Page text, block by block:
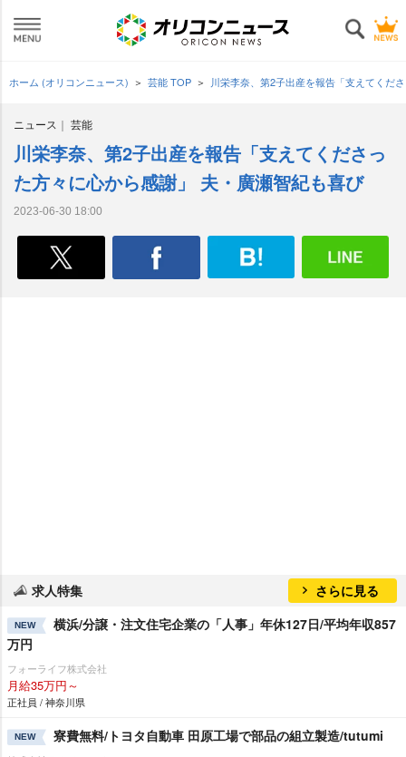
ホーム (オリコンニュース) 芸能 TOP 川栄李奈、第2子出産を報告「支えてくだ
ニュース 芸能
川栄李奈、第2子出産を報告「支えてくださっ
た方々に心から感謝」 夫・廣瀬智紀も喜び
2023-06-30 18:00
求人特集 さらに見る
NEW
横浜/分譲・注文住宅企業の「人事」年休127日/平均年収857
万円
フォーライフ株式会社
月給35万円～
正社員 / 神奈川県
NEW 寮費無料/トヨタ自動車 田原工場で部品の組立製造/tutumi